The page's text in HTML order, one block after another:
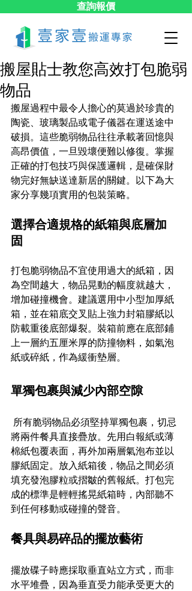
查詢報價
搬屋貼士教您高效打包脆弱
物品
搬屋過程中最令人擔心的莫過於珍貴的
陶瓷、玻璃製品或電子儀器在運送途中
破損。這些脆弱物品往往承載著回憶與
高昂價值，一旦毀壞便難以修復。掌握
正確的打包技巧與保護邏輯，是確保財
物完好無缺送達新居的關鍵。以下為大
家分享幾項實用的包裝策略。
選擇合適規格的紙箱與底層加
固
打包脆弱物品不宜使用過大的紙箱，因
為空間越大，物品晃動的幅度就越大，
增加碰撞機會。建議選用中小型加厚紙
箱，並在箱底交叉貼上強力封箱膠紙以
防載重後底部爆裂。裝箱前應在底部鋪
上一層約五厘米厚的防撞物料，如氣泡
紙或碎紙，作為緩衝墊層。
單獨包裹與減少內部空隙
所有脆弱物品必須堅持單獨包裹，切忌
將兩件餐具直接疊放。先用白報紙或薄
棉紙包覆表面，再外加兩層氣泡布並以
膠紙固定。放入紙箱後，物品之間必須
填充發泡膠粒或摺皺的舊報紙。打包完
成的標準是輕輕搖晃紙箱時，內部聽不
到任何移動或碰撞的聲音。
餐具與易碎品的擺放藝術
擺放碟子時應採取垂直站立方式，而非
水平堆疊，因為垂直受力能承受更大的